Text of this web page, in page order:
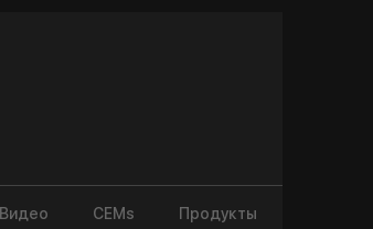
Видео CEMs Продукты